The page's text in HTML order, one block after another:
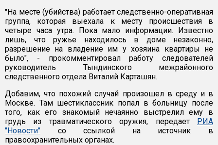
"На месте (убийства) работает следственно-оперативная
группа, которая выехала к месту происшествия в
четыре часа утра. Пока мало информации. Известно
лишь, что ружье находилось в доме незаконно,
разрешение на владение им у хозяина квартиры не
было", - прокомментировал работу следователей
руководитель Тындинского межрайонного
следственного отдела Виталий Карташян.
Добавим, что похожий случай произошел в среду и в
Москве. Там шестиклассник попал в больницу после
того, как его знакомый нечаянно выстрелил ему в
грудь из травматического оружия, передает РИА
"Новости" со ссылкой на источник в
правоохранительных органах.